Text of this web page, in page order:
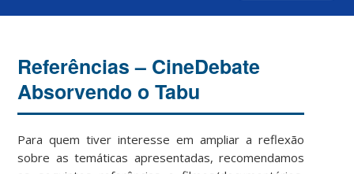
Referências – CineDebate
Absorvendo o Tabu
Para quem tiver interesse em ampliar a reflexão
sobre as temáticas apresentadas, recomendamos